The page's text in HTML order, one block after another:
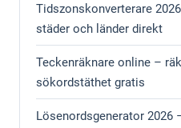
Tidszonskonverterare
städer och länder direkt
Teckenräknare online –
sökordstäthet gratis
Lösenordsgenerator 2026